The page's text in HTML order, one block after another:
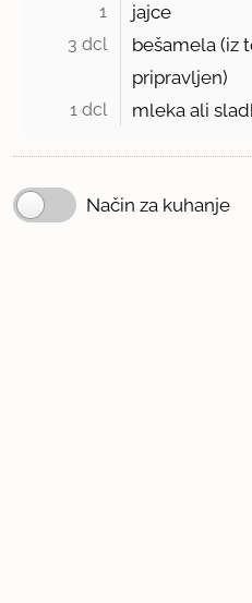
1 jajce
3 dcl
bešamela (iz
pripravljen)
1 dcl mleka ali
Način za kuhanje